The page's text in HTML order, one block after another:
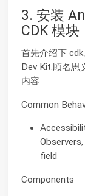
3. 安装
CDK 模块
首先介绍下
Dev Kit.顾名思
内容
Common
field
Components